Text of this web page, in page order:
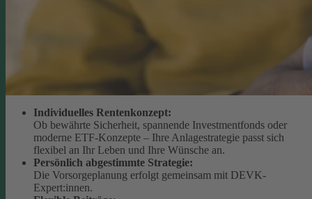
Individuelles Rentenkonzept:
Ob bewährte Sicherheit, spannende Investmentfonds oder
moderne ETF-Konzepte – Ihre Anlagestrategie passt sich
flexibel an Ihr Leben und Ihre Wünsche an.
Persönlich abgestimmte Strategie:
Die Vorsorgeplanung erfolgt gemeinsam mit DEVK-
Expert:innen.